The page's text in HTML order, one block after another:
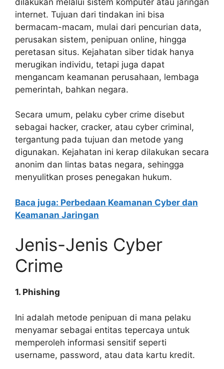
internet. Tujuan dari tindakan ini bisa
bermacam-macam, mulai dari pencurian data,
perusakan sistem, penipuan online, hingga
peretasan situs. Kejahatan siber tidak hanya
merugikan individu, tetapi juga dapat
mengancam keamanan perusahaan, lembaga
pemerintah, bahkan negara.
Secara umum, pelaku cyber crime disebut
sebagai hacker, cracker, atau cyber criminal,
tergantung pada tujuan dan metode yang
digunakan. Kejahatan ini kerap dilakukan secara
anonim dan lintas batas negara, sehingga
menyulitkan proses penegakan hukum.
Baca juga: Perbedaan Keamanan Cyber dan
Keamanan Jaringan
Jenis-Jenis Cyber
Crime
1. Phishing
Ini adalah metode penipuan di mana pelaku
menyamar sebagai entitas tepercaya untuk
memperoleh informasi sensitif seperti
username, password, atau data kartu kredit.